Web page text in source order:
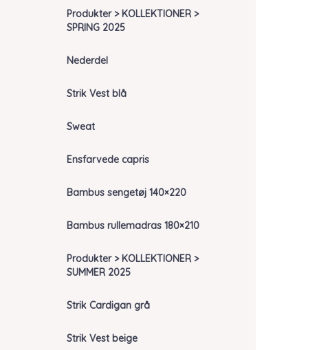
Produkter > KOLLEKTIONER >
SPRING 2025
Nederdel
Strik Vest blå
Sweat
Ensfarvede capris
Bambus sengetøj 140×220
Bambus rullemadras 180×210
Produkter > KOLLEKTIONER >
SUMMER 2025
Strik Cardigan grå
Strik Vest beige